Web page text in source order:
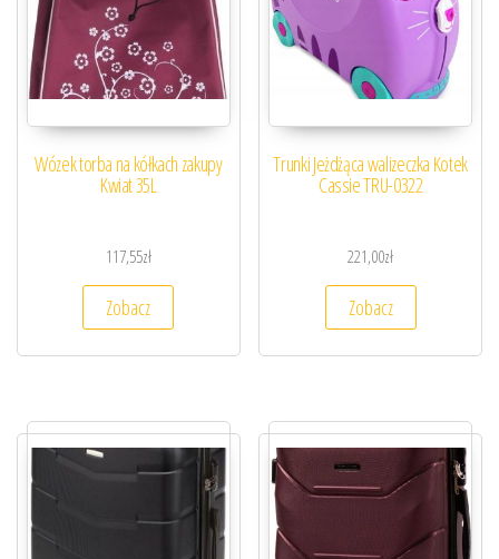
Wózek torba na kółkach zakupy
Kwiat 35L
117,55zł
Zobacz
Trunki Jeżdżąca walizeczka Kotek
Cassie TRU-0322
221,00zł
Zobacz